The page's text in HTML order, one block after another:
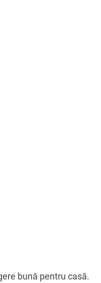
bună pentru casă.